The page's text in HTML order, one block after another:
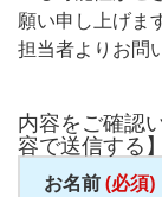
願い申し上げま
担当者よりお問
内容をご確認
容で送信する
お名前(必須)